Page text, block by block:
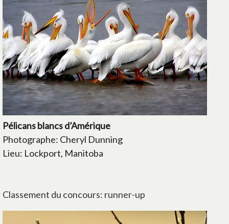
Pélicans blancs d’Amérique
Photographe: Cheryl Dunning
Lieu: Lockport, Manitoba
Classement du concours: runner-up